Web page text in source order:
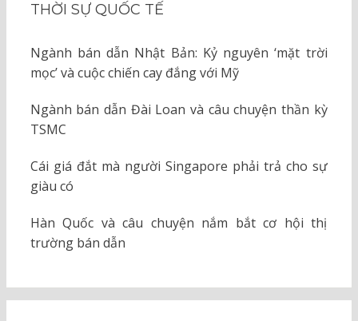
THỜI SỰ QUỐC TẾ
Ngành bán dẫn Nhật Bản: Kỷ nguyên ‘mặt trời
mọc’ và cuộc chiến cay đắng với Mỹ
Ngành bán dẫn Đài Loan và câu chuyện thần kỳ
TSMC
Cái giá đắt mà người Singapore phải trả cho sự
giàu có
Hàn Quốc và câu chuyện nắm bắt cơ hội thị
trường bán dẫn